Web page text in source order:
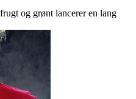
og grønt lancerer en lang